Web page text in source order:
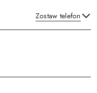
Zostaw telefon